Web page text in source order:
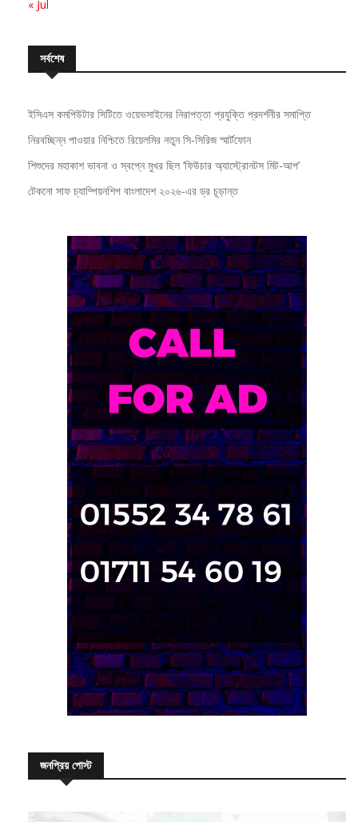
সর্বশেষ
নিরবচ্ছিন্ন পাওয়ার নিশ্চিতে রিয়েলমির নতুন সি-সিরিজ স্মার্টফোন
শিশুদের মহাকাশ ভাবনা ও স্বপ্নে মুখর ছিল ‘ফিউচার অ্যাস্ট্রোনটস মিট-আপ’
টেকনো সাফ চ্যাম্পিয়নশিপ বাংলাদেশ ২০২৬-এর ড্র চূড়ান্ত
জনপ্রিয় পোস্ট